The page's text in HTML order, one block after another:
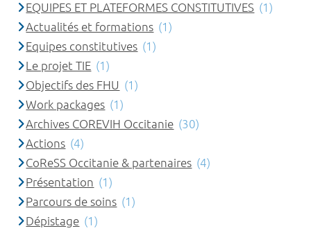
EQUIPES ET PLATEFORMES CONSTITUTIVES (1)
Actualités et formations (1)
Equipes constitutives (1)
Le projet TIE (1)
Objectifs des FHU (1)
Work packages (1)
Archives COREVIH Occitanie (30)
Actions (4)
CoReSS Occitanie & partenaires (4)
Présentation (1)
Parcours de soins (1)
Dépistage (1)